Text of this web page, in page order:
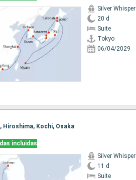
Silver Whisper
20 d
Suite
Tokyo
06/04/2029
Hiroshima, Kochi, Osaka
incluidas
Silver Whisper
11 d
Suite